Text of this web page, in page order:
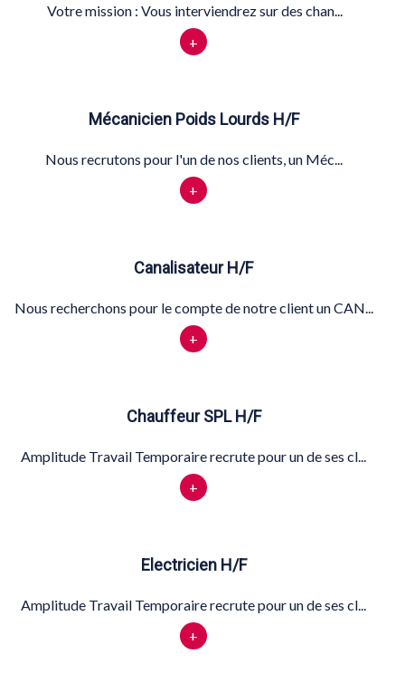
Votre mission : Vous interviendrez sur des chan...
+
Mécanicien Poids Lourds H/F
Nous recrutons pour l'un de nos clients, un Méc...
+
Canalisateur H/F
Nous recherchons pour le compte de notre client un CAN...
+
Chauffeur SPL H/F
Amplitude Travail Temporaire recrute pour un de ses cl...
+
Electricien H/F
Amplitude Travail Temporaire recrute pour un de ses cl...
+